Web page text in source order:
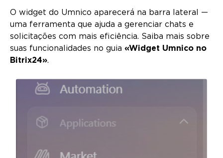
O widget do Umnico aparecerá na barra lateral —
uma ferramenta que ajuda a gerenciar chats e
solicitações com mais eficiência. Saiba mais sobre
suas funcionalidades no guia «Widget Umnico no
Bitrix24».